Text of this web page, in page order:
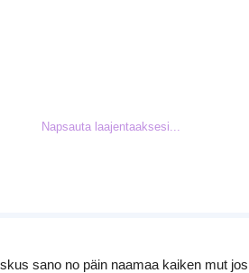
Napsauta laajentaaksesi...
sano no päin naamaa kaiken mut